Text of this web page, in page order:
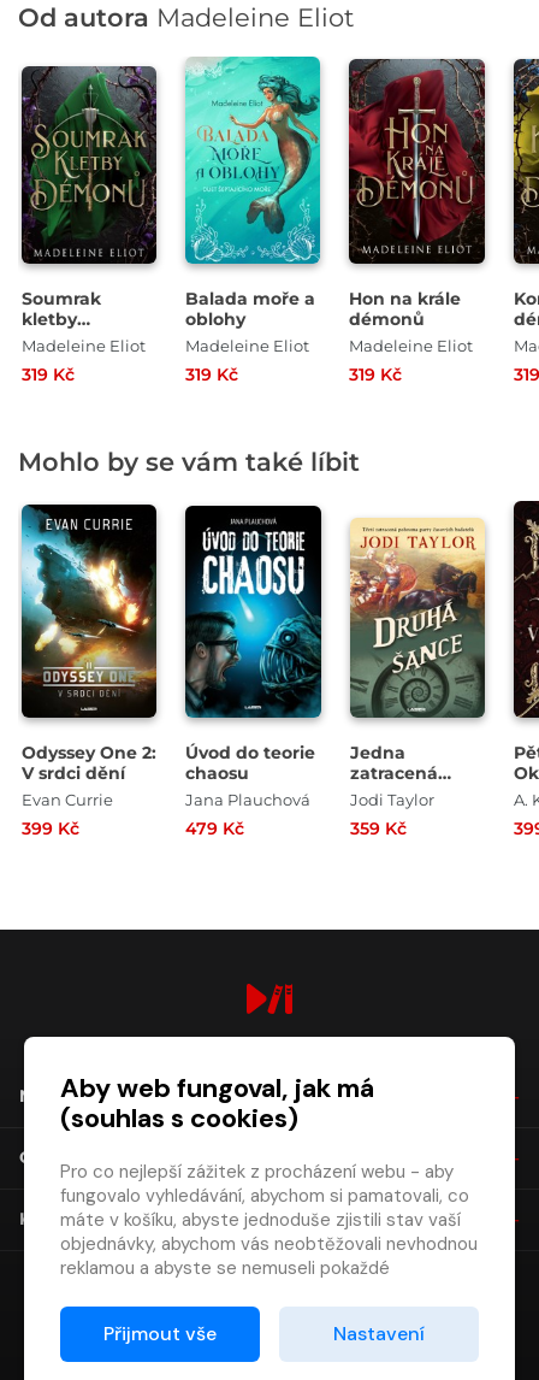
Od autora Madeleine Eliot
Soumrak
kletby
démonů
Madeleine Eliot
319 Kč
Balada moře a
oblohy
Madeleine Eliot
319 Kč
Hon na krále
démonů
Madeleine Eliot
319 Kč
Mohlo by se vám také líbit
Odyssey One 2:
V srdci dění
Evan Currie
399 Kč
Úvod do teorie
chaosu
Jana Plauchová
479 Kč
Jedna
zatracená
pohroma za
druhou 3:
Druhá šance
Jodi Taylor
359 Kč
A.
NÁKUP
O SPOLEČNOSTI
KONTAKT
Aby web fungoval, jak má
(souhlas s cookies)
Pro co nejlepší zážitek z procházení webu - aby
fungovalo vyhledávání, abychom si pamatovali, co
máte v košíku, abyste jednoduše zjistili stav vaší
objednávky, abychom vás neobtěžovali nevhodnou
reklamou a abyste se nemuseli pokaždé
Proto od vás potřebujeme souhlas se
zpracováním souborů cookies
Přijmout vše Nastavení